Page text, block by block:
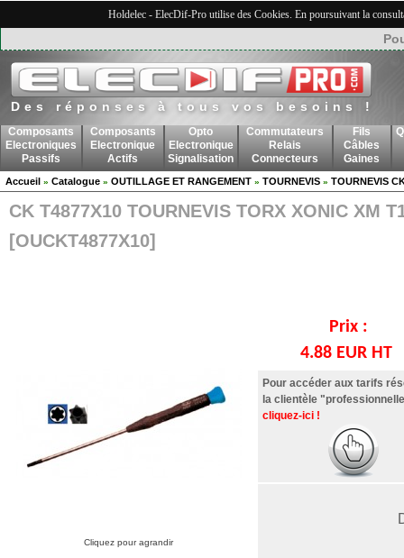
Holdelec - ElecDif-Pro utilise des Cookies. En poursuivant la
Des réponses à tous vos besoins !
Composants
Electroniques
Passifs
Composants
Electronique
Actifs
Opto
Electronique
Signalisation
Commutateurs
Relais
Connecteurs
Fils
Câbles
Gaines
Accueil » Catalogue » OUTILLAGE ET RANGEMENT » TOURNEVIS » TOURNEVIS
CK T4877X10 TOURNEVIS TORX XONIC XM
[OUCKT4877X10]
Cliquez pour agrandir
Prix :
4.88 EUR HT
Pour accéder aux tarifs
la clientèle
cliquez-ici !